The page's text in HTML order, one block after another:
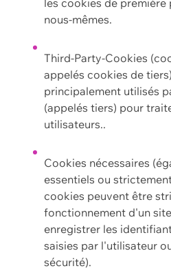
les cookies de
nous-mêmes.
Third-Party-Cookies
appelés cookies de
principalement utilisés
(appelés tiers) pour
utilisateurs..
Cookies nécessaires
essentiels ou
cookies peuvent être
fonctionnement d'un
enregistrer les
saisies par l'utilisateur
sécurité).